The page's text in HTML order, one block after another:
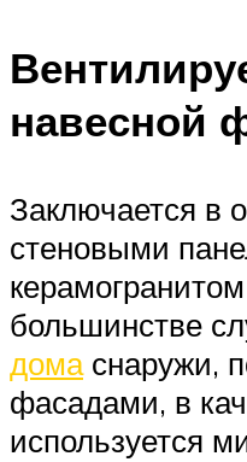
навесной
Заключается в
стеновыми
большинстве
домаснаружи,
фасадами, в
используется